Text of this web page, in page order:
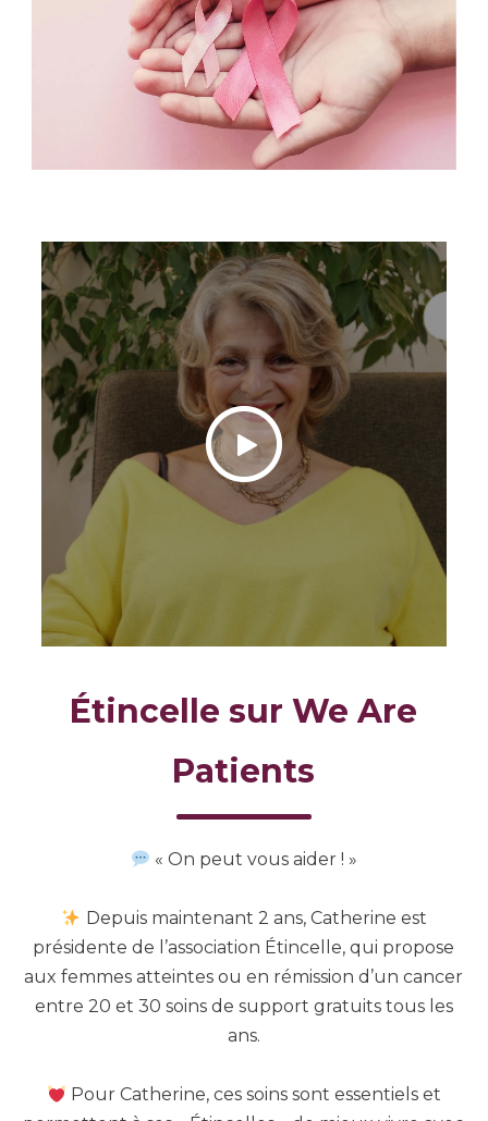
Étincelle sur We Are
Patients
« On peut vous aider ! »
Depuis maintenant 2 ans, Catherine est
présidente de l’association Étincelle, qui propose
aux femmes atteintes ou en rémission d’un cancer
entre 20 et 30 soins de support gratuits tous les
ans.
Pour Catherine, ces soins sont essentiels et